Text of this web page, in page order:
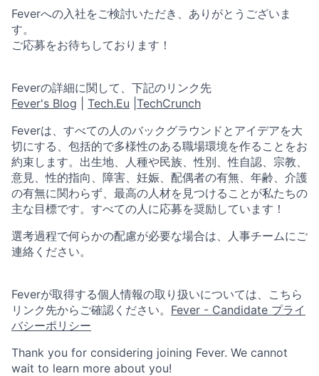
Feverへの入社をご検討いただき、ありがとうございま
す。
ご応募をお待ちしております！
Feverの詳細に関して、下記のリンク先
Fever's Blog
Tech.Eu TechCrunch
Feverは、すべての人のバックグラウンドとアイデアを大
切にする、包括的で多様性のある職場環境を作ることをお
約束します。出生地、人種や民族、性別、性自認、宗教、
意見、性的指向、障害、妊娠、配偶者の有無、年齢、介護
の有無に関わらず、最高の人材を見つけることが私たちの
主な目標です。すべての人に応募を奨励しています！
選考過程で何らかの配慮が必要な場合は、人事チームにご
連絡ください。
Feverが取得する個人情報の取り扱いについては、こちら
リンク先からご確認ください。 Fever - Candidate プライ
バシーポリシー
Thank you for considering joining Fever. We cannot
wait to learn more about you!